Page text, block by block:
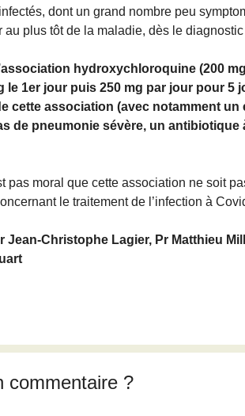
dont un grand nombre peu
au plus tôt de la maladie, dès le diagnostic
hydroxychloroquine (200
le 1er jour puis 250 mg par jour pour 5
cette association (avec notamment
de pneumonie sévère, un
pas moral que cette association ne soit
le traitement de l’infection à
Jean-Christophe Lagier, Pr Matthieu
commentaire ?